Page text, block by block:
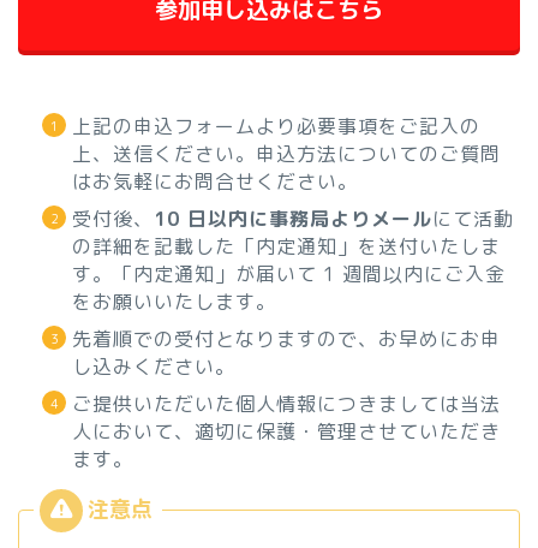
参加申し込みはこちら
上記の申込フォームより必要事項をご記入の
上、送信ください。申込方法についてのご質問
はお気軽にお問合せください。
受付後、 10 日以内に事務局よりメールにて活動
の詳細を記載した「内定通知」を送付いたしま
す。「内定通知」が届いて 1 週間以内にご入金
をお願いいたします。
先着順での受付となりますので、お早めにお申
し込みください。
ご提供いただいた個人情報につきましては当法
人において、適切に保護・管理させていただき
ます。